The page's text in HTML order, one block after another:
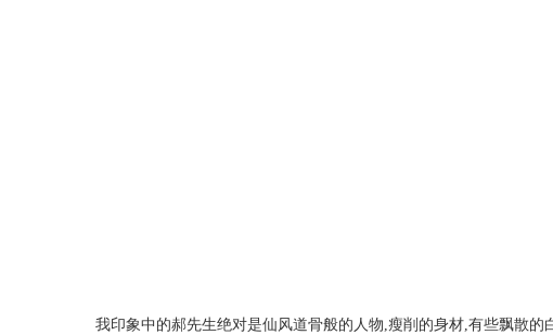
我印象中的郝先生绝对是仙风道骨般的人物,瘦削的身材,有些飘散